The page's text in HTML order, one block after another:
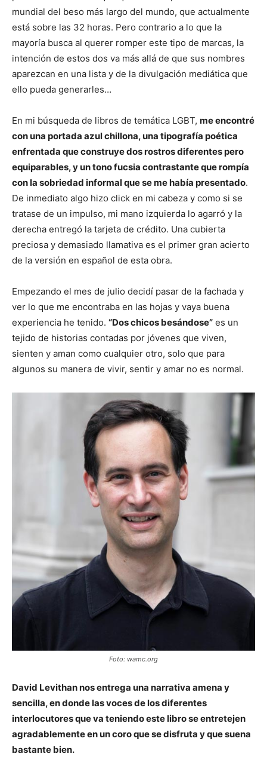
mundial del beso más largo del mundo, que actualmente
está sobre las 32 horas. Pero contrario a lo que la
mayoría busca al querer romper este tipo de marcas, la
intención de estos dos va más allá de que sus nombres
aparezcan en una lista y de la divulgación mediática que
ello pueda generarles…
En mi búsqueda de libros de temática LGBT, me encontré
con una portada azul chillona, una tipografía poética
enfrentada que construye dos rostros diferentes pero
equiparables, y un tono fucsia contrastante que rompía
con la sobriedad informal que se me había presentado.
De inmediato algo hizo click en mi cabeza y como si se
tratase de un impulso, mi mano izquierda lo agarró y la
derecha entregó la tarjeta de crédito. Una cubierta
preciosa y demasiado llamativa es el primer gran acierto
de la versión en español de esta obra.
Empezando el mes de julio decidí pasar de la fachada y
ver lo que me encontraba en las hojas y vaya buena
experiencia he tenido. “Dos chicos besándose” es un
tejido de historias contadas por jóvenes que viven,
sienten y aman como cualquier otro, solo que para
algunos su manera de vivir, sentir y amar no es normal.
Foto: wamc.org
David Levithan nos entrega una narrativa amena y
sencilla, en donde las voces de los diferentes
interlocutores que va teniendo este libro se entretejen
agradablemente en un coro que se disfruta y que suena
bastante bien.